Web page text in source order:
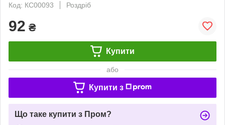
Код: КС00093
Роздріб
92 ₴
Купити
або
Купити з
Що таке купити з Пром?